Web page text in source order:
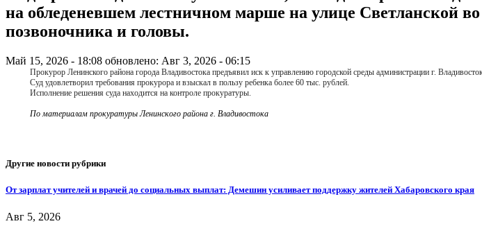
на обледеневшем лестничном марше на улице Светланской
позвоночника и головы.
Май 15, 2026 - 18:08 обновлено: Авг 3, 2026 - 06:15
Прокурор Ленинского района города Владивостока предъявил иск к управлению городской среды администрации г.
Суд удовлетворил требования прокурора и взыскал в пользу ребенка более 60 тыс. рублей.
Исполнение решения суда находится на контроле прокуратуры.
По материалам прокуратуры Ленинского района г. Владивостока
Другие новости рубрики
От зарплат учителей и врачей до социальных выплат: Демешин усиливает поддержку жителей Хабаровского края
Авг 5, 2026